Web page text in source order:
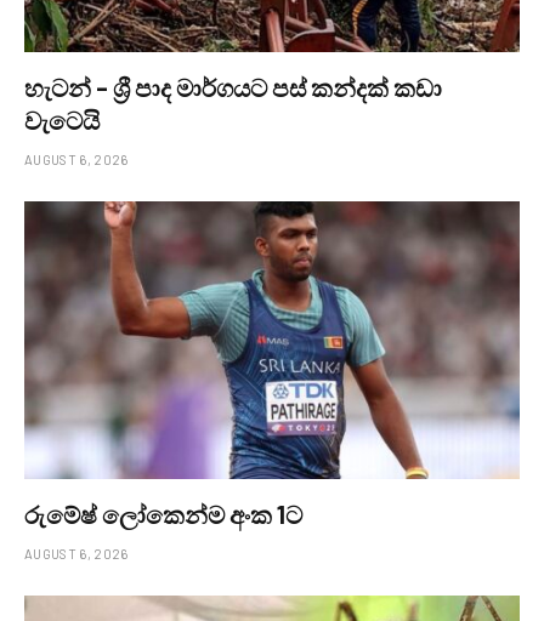
හැටන් – ශ්‍රී පාද මාර්ගයට පස් කන්දක් කඩා
වැටෙයි
AUGUST 6, 2026
රුමේෂ් ලෝකෙන්ම අංක 1ට
AUGUST 6, 2026